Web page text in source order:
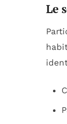
Le